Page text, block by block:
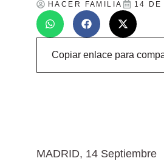
HACER FAMILIA 14 DE
Copiar enlace para
MADRID, 14 Septiembre